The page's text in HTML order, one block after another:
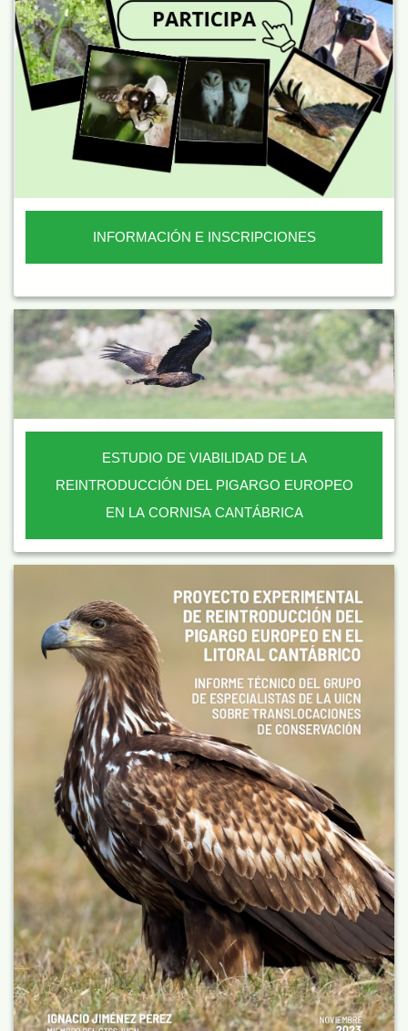
INFORMACIÓN E INSCRIPCIONES
ESTUDIO DE VIABILIDAD DE LA
REINTRODUCCIÓN DEL PIGARGO EUROPEO
EN LA CORNISA CANTÁBRICA